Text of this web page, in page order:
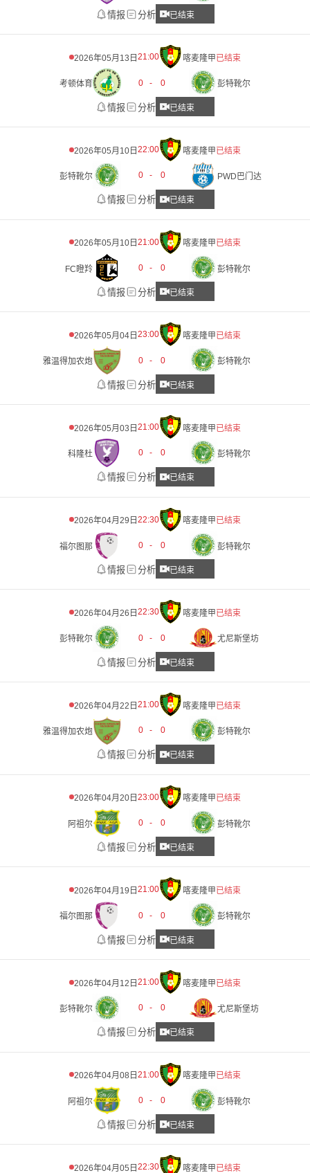
情报 分析 已结束
2026年05月13日 21:00 喀麦隆甲已结束
考顿体育 0 - 0 彭特靴尔
情报 分析 已结束
2026年05月10日 22:00 喀麦隆甲已结束
彭特靴尔 0 - 0 PWD巴门达
情报 分析 已结束
2026年05月10日 21:00 喀麦隆甲已结束
FC瞪羚 0 - 0 彭特靴尔
情报 分析 已结束
2026年05月04日 23:00 喀麦隆甲已结束
雅温得加农炮 0 - 0 彭特靴尔
情报 分析 已结束
2026年05月03日 21:00 喀麦隆甲已结束
科隆杜 0 - 0 彭特靴尔
情报 分析 已结束
2026年04月29日 22:30 喀麦隆甲已结束
福尔图那 0 - 0 彭特靴尔
情报 分析 已结束
2026年04月26日 22:30 喀麦隆甲已结束
彭特靴尔 0 - 0 尤尼斯堡坊
情报 分析 已结束
2026年04月22日 21:00 喀麦隆甲已结束
雅温得加农炮 0 - 0 彭特靴尔
情报 分析 已结束
2026年04月20日 23:00 喀麦隆甲已结束
阿祖尔 0 - 0 彭特靴尔
情报 分析 已结束
2026年04月19日 21:00 喀麦隆甲已结束
福尔图那 0 - 0 彭特靴尔
情报 分析 已结束
2026年04月12日 21:00 喀麦隆甲已结束
彭特靴尔 0 - 0 尤尼斯堡坊
情报 分析 已结束
2026年04月08日 21:00 喀麦隆甲已结束
阿祖尔 0 - 0 彭特靴尔
情报 分析 已结束
2026年04月05日 22:30 喀麦隆甲已结束